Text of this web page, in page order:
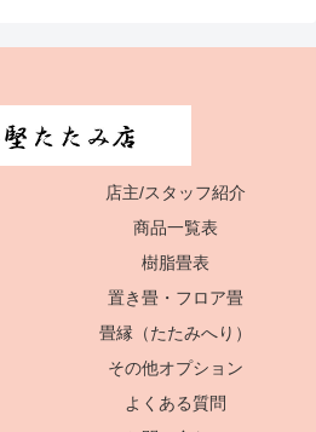
店主/スタッフ紹介
商品一覧表
樹脂畳表
置き畳・フロア畳
畳縁（たたみへり）
その他オプション
よくある質問